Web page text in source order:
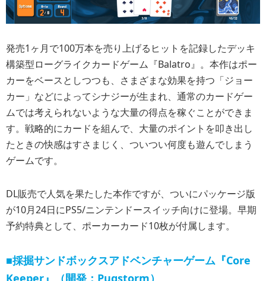
発売1ヶ月で100万本を売り上げるヒットを記録したデッキ
構築型ローグライクカードゲーム『Balatro』。本作はポー
カーをベースとしつつも、さまざまな効果を持つ「ジョー
カー」などによってシナジーが生まれ、通常のカードゲー
ムでは考えられないような大量の得点を稼ぐことができま
す。戦略的にカードを組んで、大量のポイントを叩き出し
たときの快感はすさまじく、ついつい何度も遊んでしまう
ゲームです。
DL販売で人気を果たした本作ですが、ついにパッケージ版
が10月24日にPS5/ニンテンドースイッチ向けに登場。早期
予約特典として、ポーカーカード10枚が付属します。
■採掘サンドボックスアドベンチャーゲーム『Core
Keeper』（開発：Pugstorm）